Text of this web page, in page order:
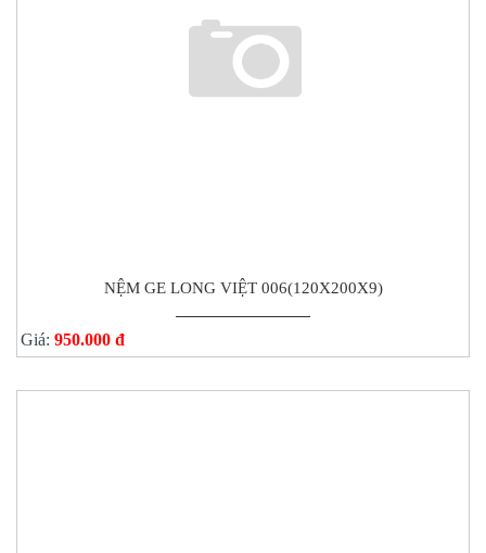
NỆM GE LONG VIỆT 006(120X200X9)
Giá: 950.000 đ